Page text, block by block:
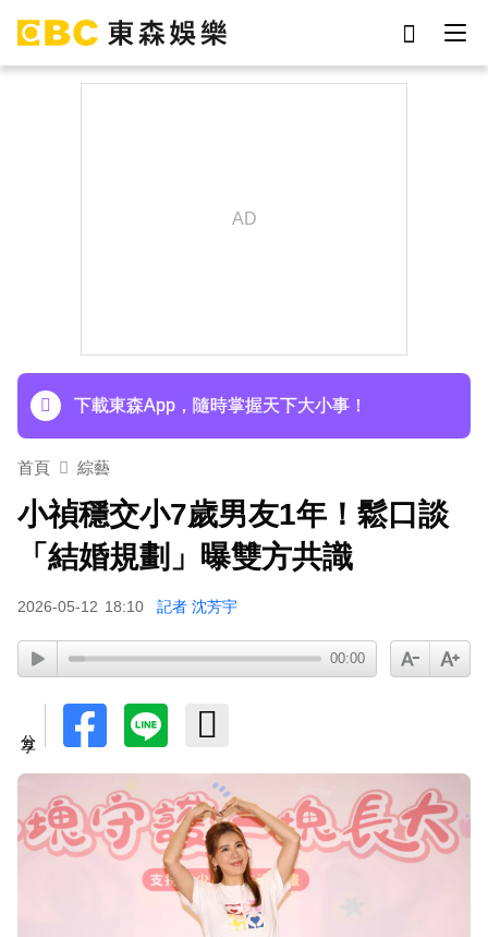
下載東森App，隨時掌握天下大小事！
埃及知名女星涉販毒！ 遭「判死刑」震撼社會
首頁 綜藝
小禎穩交小7歲男友1年！鬆口談
「結婚規劃」曝雙方共識
2026-05-12 18:10 記者 沈芳宇
00:00